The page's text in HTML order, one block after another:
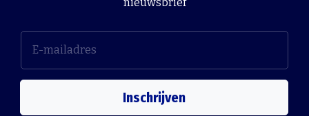
nieuwsbrief
Inschrijven